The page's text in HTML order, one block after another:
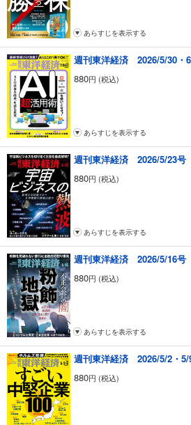
あらすじを表示する
週刊東洋経済 2026/5/30・
880円 (税込)
あらすじを表示する
週刊東洋経済 2026/5/23号
880円 (税込)
あらすじを表示する
週刊東洋経済 2026/5/16号
880円 (税込)
あらすじを表示する
週刊東洋経済 2026/5/2・5/
880円 (税込)